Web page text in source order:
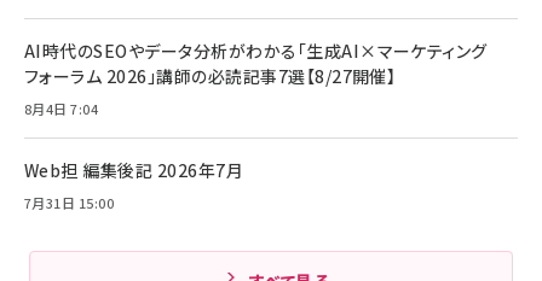
Amazonランキングをもっと見る
Anker PowerLine III Flow USB-C & USB-C
ケーブル Anker絡まないケーブル 240W 結束バン
ド付き USB PD対応 シリコン素材採用 iPhone
17 / 16 / 15 / Galaxy iPad Pro MacBook
Amazonランキングをもっと見る
キャンペーン】
￥4,857
AI時代のSEOやデータ分析がわかる「生成AI×マーケティング
フォーラム 2026」講師の必読記事7選【8/27開催】
8月4日 7:04
Web担 編集後記 2026年7月
7月31日 15:00